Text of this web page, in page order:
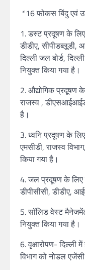
*16 फोकस बिंदु एवं
1. डस्ट प्रदूषण के लिए
डीडीए,
दिल्ली जल बोर्ड,
नियुक्त किया गया है।
2. औद्योगिक प्रदूषण
राजस्व ,
है।
3. ध्वनि प्रदूषण के
एमसीडी, राजस्व
किया गया है।
4. जल प्रदूषण के लिए
डीपीसीसी, डीडीए,
5. सॉलिड वेस्ट
नियुक्त किया गया है।
6. वृक्षारोपण- दिल्ली
विभाग को नोडल